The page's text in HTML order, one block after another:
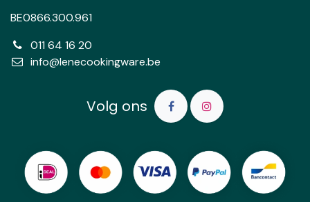
BE0866.300.961
011 64 16 20
info@lenecookingware.be
Volg ons